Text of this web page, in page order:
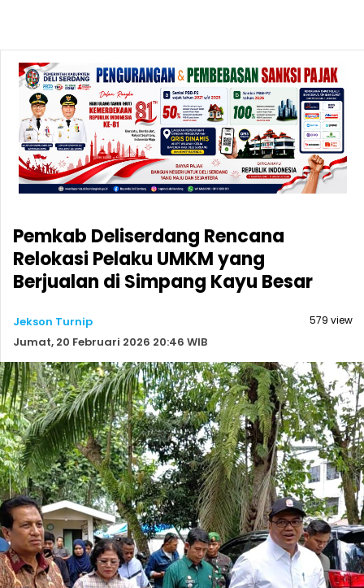
Pemkab Deliserdang Rencana
Relokasi Pelaku UMKM yang
Berjualan di Simpang Kayu Besar
Jekson Turnip
Jumat, 20 Februari 2026 20:46 WIB
579 view